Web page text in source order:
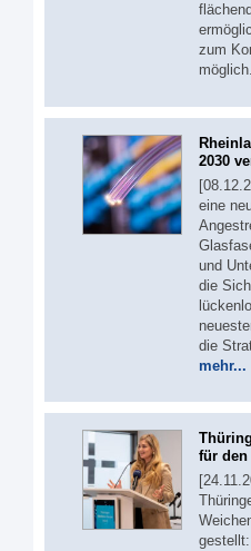
zum
möglich.
2030
eine
und
die
die
mehr...
für den